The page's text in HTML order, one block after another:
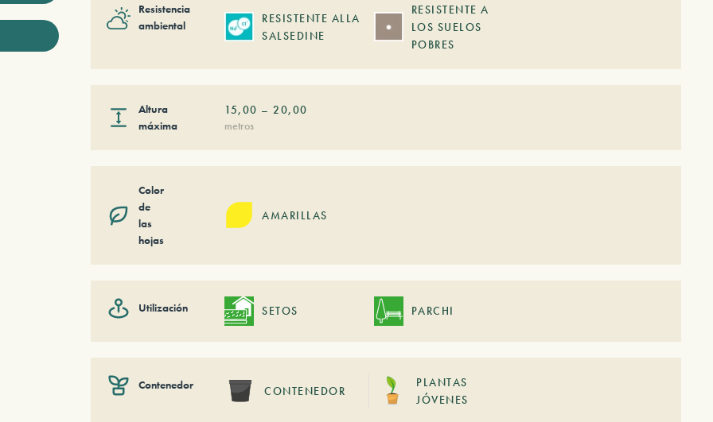
Resistencia
ambiental
RESISTENTE ALLA
SALSEDINE
RESISTENTE A
LOS SUELOS
POBRES
Altura
máxima
15,00 –20,00
metros
Color
de
las
hojas
AMARILLAS
Utilización SETOS PARCHI
Contenedor CONTENEDOR
PLANTAS
JÓVENES